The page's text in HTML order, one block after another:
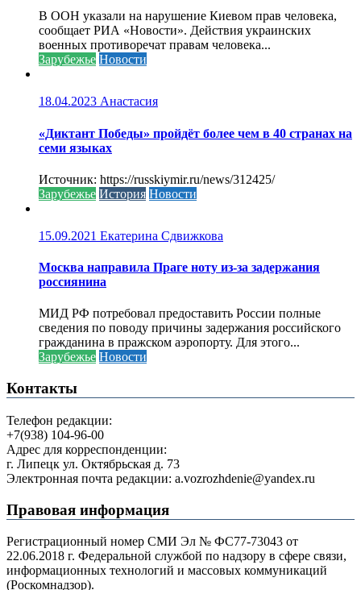
В ООН указали на нарушение Киевом прав человека,
сообщает РИА «Новости». Действия украинских
военных противоречат правам человека...
Зарубежье Новости
18.04.2023 Анастасия
«Диктант Победы» пройдёт более чем в 40 странах на
семи языках
Источник: https://russkiymir.ru/news/312425/
Зарубежье История Новости
15.09.2021 Екатерина Сдвижкова
Москва направила Праге ноту из-за задержания
россиянина
МИД РФ потребовал предоставить России полные
сведения по поводу причины задержания российского
гражданина в пражском аэропорту. Для этого...
Зарубежье Новости
Контакты
Телефон редакции:
+7(938) 104-96-00
Адрес для корреспонденции:
г. Липецк ул. Октябрьская д. 73
Электронная почта редакции: a.vozrozhdenie@yandex.ru
Правовая информация
Регистрационный номер СМИ Эл № ФС77-73043 от
22.06.2018 г. Федеральной службой по надзору в сфере связи,
информационных технологий и массовых коммуникаций
(Роскомнадзор).